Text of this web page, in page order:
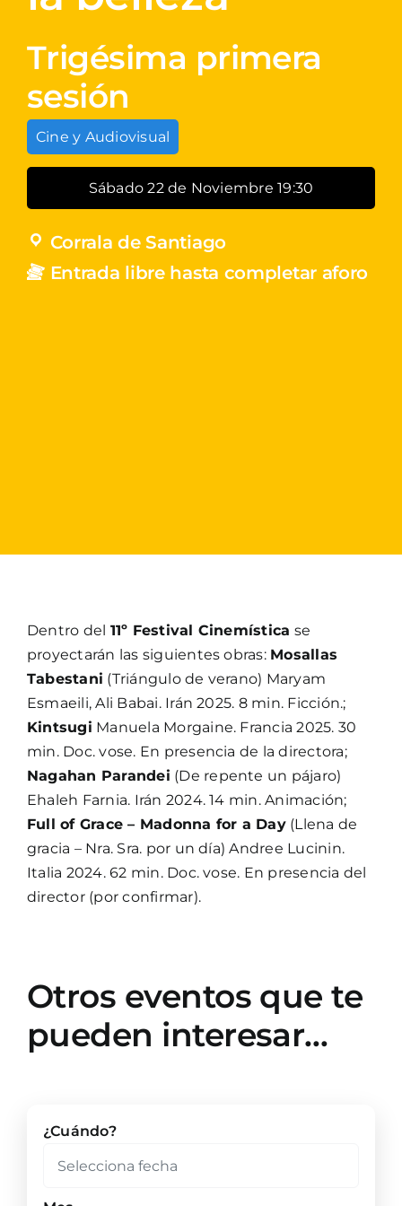
Trigésima primera
sesión
Cine y Audiovisual
Sábado 22 de Noviembre 19:30
Corrala de Santiago
Entrada libre hasta completar aforo
Dentro del 11º Festival Cinemística se
proyectarán las siguientes obras: Mosallas
Tabestani (Triángulo de verano) Maryam
Esmaeili, Ali Babai. Irán 2025. 8 min. Ficción.;
Kintsugi Manuela Morgaine. Francia 2025. 30
min. Doc. vose. En presencia de la directora;
Nagahan Parandei (De repente un pájaro)
Ehaleh Farnia. Irán 2024. 14 min. Animación;
Full of Grace – Madonna for a Day(Llena de
gracia – Nra. Sra. por un día) Andree Lucinin.
Italia 2024. 62 min. Doc. vose. En presencia del
director (por confirmar).
Otros eventos que te
pueden interesar…
¿Cuándo?